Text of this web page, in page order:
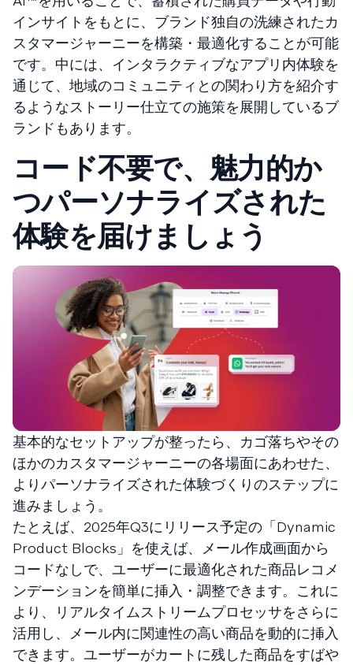
インサイトをもとに、ブランド独自の洗練されたカ
スタマージャーニーを構築・最適化することが可能
です。中には、インタラクティブなアプリ内体験を
通じて、地域のコミュニティとの関わり方を紹介す
るようなストーリー仕立ての施策を展開しているブ
ランドもあります。
コード不要で、魅力的か
つパーソナライズされた
体験を届けましょう
基本的なセットアップが整ったら、カゴ落ちやその
ほかのカスタマージャーニーの各場面にあわせた、
よりパーソナライズされた体験づくりのステップに
進みましょう。
たとえば、2025年Q3にリリース予定の「Dynamic
Product Blocks」を使えば、メール作成画面から
コードなしで、ユーザーに最適化された商品レコメ
ンデーションを簡単に挿入・調整できます。これに
より、リアルタイムストリームプロセッサをさらに
活用し、メール内に関連性の高い商品を動的に挿入
できます。ユーザーがカートに残した商品をすばや